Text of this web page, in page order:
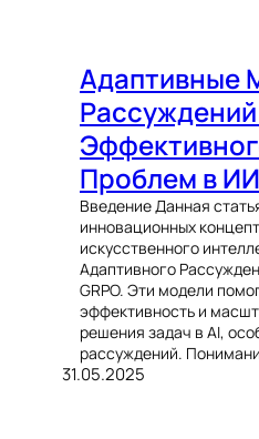
Адаптивные
Проблем в ИИ
Введение Данная
инновационных
искусственного
Адаптивного
GRPO. Эти модели
эффективность и
решения задач в AI,
рассуждений.
31.05.2025